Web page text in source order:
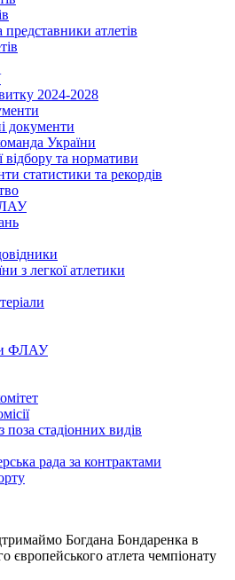
атлетів
2024-2028
документи
України
відбору та нормативи
статистики та рекордів
з легкої атлетики
ФЛАУ
поза стадіонних видів
рада за контрактами
Богдана Бондаренка в
європейського атлета чемпіонату